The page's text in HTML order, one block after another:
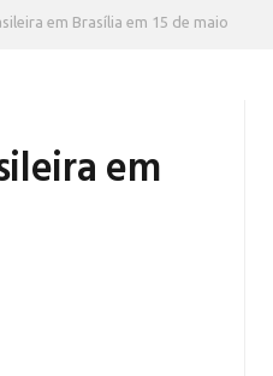
em Brasília em 15 de maio
em